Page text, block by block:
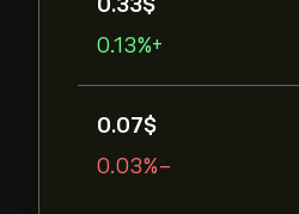
0.33‎$‎
+0.13%
0.07‎$‎
-0.03%